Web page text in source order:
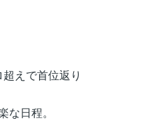
えで首位返り
な日程。